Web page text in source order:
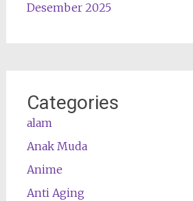
Desember 2025
Categories
alam
Anak Muda
Anime
Anti Aging